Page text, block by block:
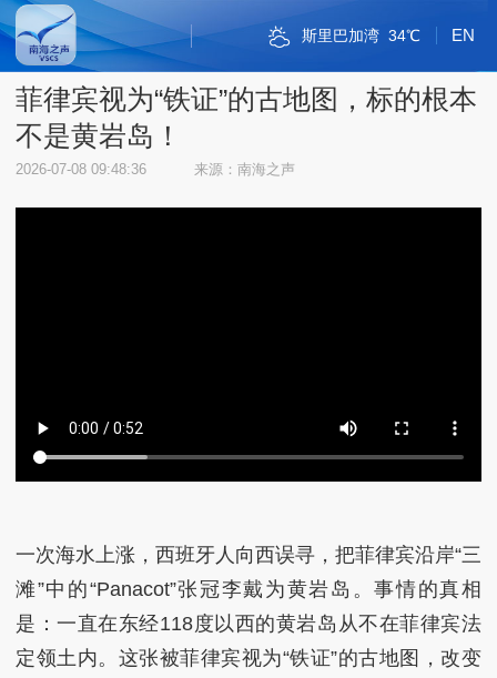
EN
河内 38℃
三沙 32℃
三亚 30℃
琼海 35℃
海口 33℃
斯里巴加湾 34℃
金边 34℃
雅加达 33℃
万象 33℃
吉隆坡 33℃
马尼拉 30℃
新加坡市 33℃
曼谷 33℃
内比都 31℃
河内 38℃
三沙 32℃
菲律宾视为“铁证”的古地图，标的根本
不是黄岩岛！
2026-07-08 09:48:36 来源：南海之声
一次海水上涨，西班牙人向西误寻，把菲律宾沿岸“三
滩”中的“Panacot”张冠李戴为黄岩岛。事情的真相
是：一直在东经118度以西的黄岩岛从不在菲律宾法
定领土内。这张被菲律宾视为“铁证”的古地图，改变